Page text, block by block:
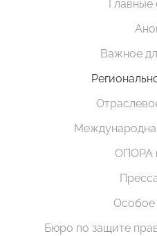
Важное
ОПОРА
Особое
Бюро по защите